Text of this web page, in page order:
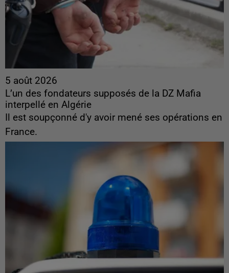
5 août 2026
L’un des fondateurs supposés de la DZ Mafia
interpellé en Algérie
Il est soupçonné d'y avoir mené ses opérations en
France.